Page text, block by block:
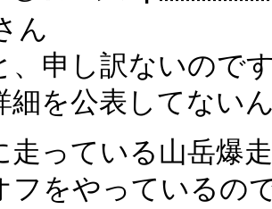
ん
、申し訳ないので
細を公表してない
走っている山岳爆
フをやっているの